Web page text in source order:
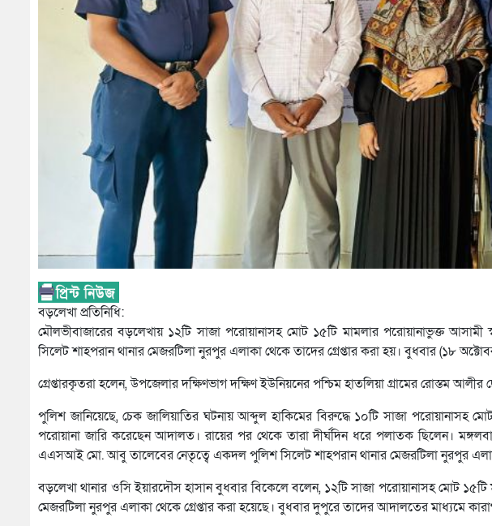
বড়লেখা প্রতিনিধি:
মৌলভীবাজারের বড়লেখায় ১২টি সাজা পরোয়ানাসহ মোট ১৫টি মামলার পরোয়ানাভুক্ত আসামী
সিলেট শাহপরান থানার মেজরটিলা নুরপুর এলাকা থেকে তাদের গ্রেপ্তার করা হয়। বুধবার (১৮
গ্রেপ্তারকৃতরা হলেন, উপজেলার দক্ষিণভাগ দক্ষিণ ইউনিয়নের পশ্চিম হাতলিয়া গ্রামের রোস্তম
পুলিশ জানিয়েছে, চেক জালিয়াতির ঘটনায় আব্দুল হাকিমের বিরুদ্ধে ১০টি সাজা পরোয়ানাসহ
পরোয়ানা জারি করেছেন আদালত। রায়ের পর থেকে তারা দীর্ঘদিন ধরে পলাতক ছিলেন।
এএসআই মো. আবু তালেবের নেতৃত্বে একদল পুলিশ সিলেট শাহপরান থানার মেজরটিলা নুরপুর
বড়লেখা থানার ওসি ইয়ারদৌস হাসান বুধবার বিকেলে বলেন, ১২টি সাজা পরোয়ানাসহ মোট ১৫টি
মেজরটিলা নুরপুর এলাকা থেকে গ্রেপ্তার করা হয়েছে। বুধবার দুপুরে তাদের আদালতের মাধ্যমে